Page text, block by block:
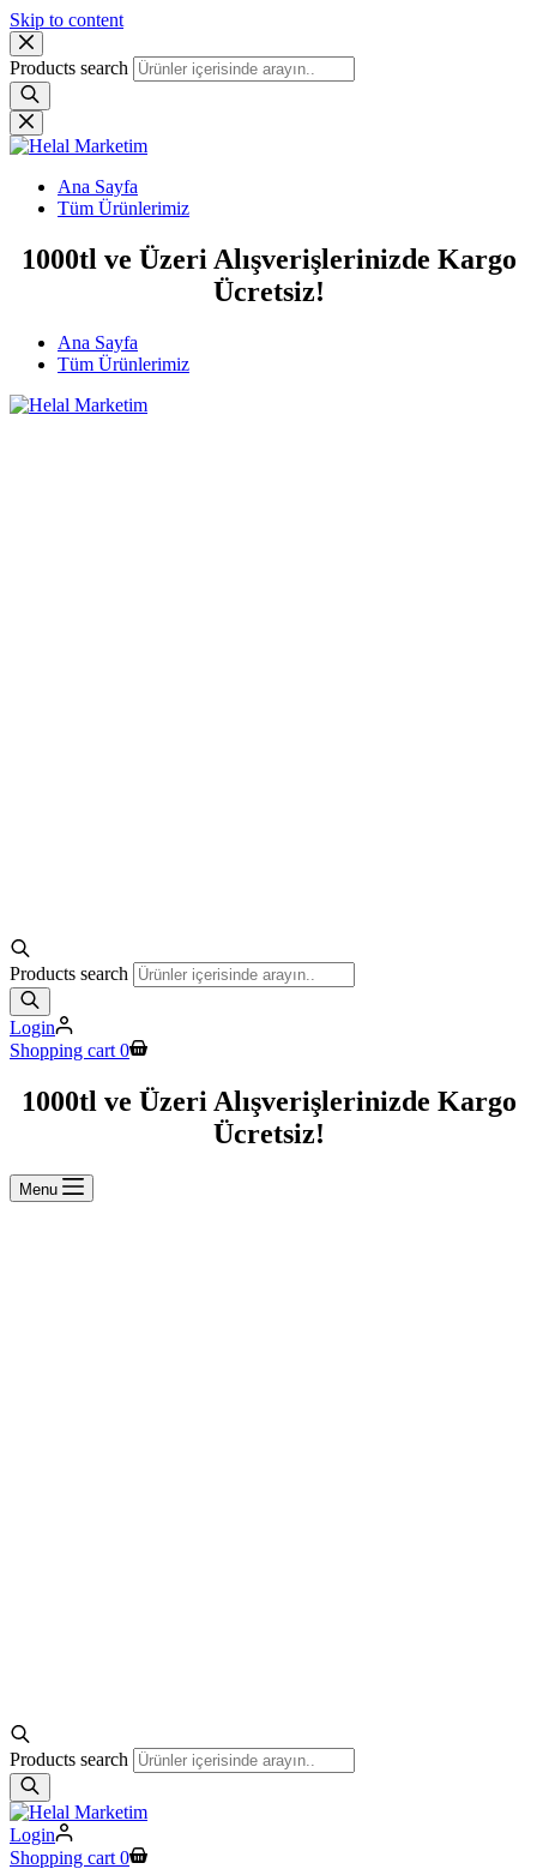
Skip to content
Products search
Ana Sayfa
Tüm Ürünlerimiz
1000tl ve Üzeri Alışverişlerinizde Kargo
Ücretsiz!
Ana Sayfa
Tüm Ürünlerimiz
Products search
Login
Shopping cart 0
1000tl ve Üzeri Alışverişlerinizde Kargo
Ücretsiz!
Menu
Products search
Login
Shopping cart 0